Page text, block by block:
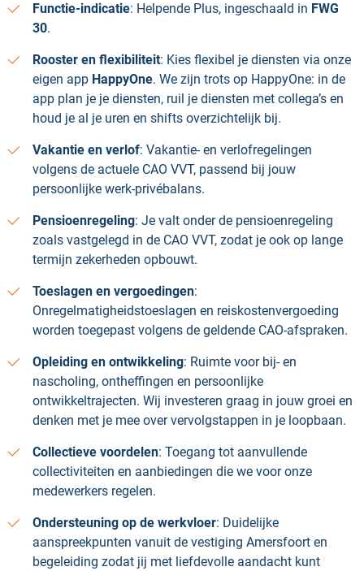
Functie-indicatie: Helpende Plus, ingeschaald in FWG
30.
Rooster en flexibiliteit: Kies flexibel je diensten via onze
eigen app HappyOne. We zijn trots op HappyOne: in de
app plan je je diensten, ruil je diensten met collega’s en
houd je al je uren en shifts overzichtelijk bij.
Vakantie en verlof: Vakantie- en verlofregelingen
volgens de actuele CAO VVT, passend bij jouw
persoonlijke werk-privébalans.
Pensioenregeling: Je valt onder de pensioenregeling
zoals vastgelegd in de CAO VVT, zodat je ook op lange
termijn zekerheden opbouwt.
Toeslagen en vergoedingen:
Onregelmatigheidstoeslagen en reiskostenvergoeding
worden toegepast volgens de geldende CAO-afspraken.
Opleiding en ontwikkeling: Ruimte voor bij- en
nascholing, ontheffingen en persoonlijke
ontwikkeltrajecten. Wij investeren graag in jouw groei en
denken met je mee over vervolgstappen in je loopbaan.
Collectieve voordelen: Toegang tot aanvullende
collectiviteiten en aanbiedingen die we voor onze
medewerkers regelen.
Ondersteuning op de werkvloer: Duidelijke
aanspreekpunten vanuit de vestiging Amersfoort en
begeleiding zodat jij met liefdevolle aandacht kunt